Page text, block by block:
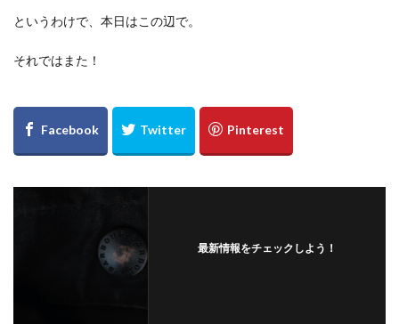
というわけで、本日はこの辺で。
それではまた！
最新情報をチェックしよう！